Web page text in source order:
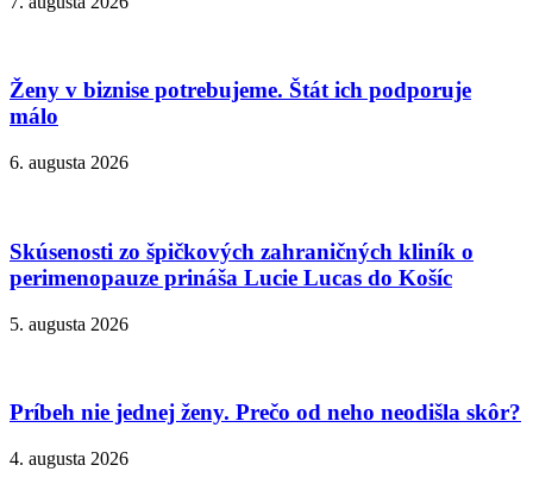
Ženy v biznise potrebujeme. Štát ich podporuje
málo
6. augusta 2026
Skúsenosti zo špičkových zahraničných kliník o
perimenopauze prináša Lucie Lucas do Košíc
5. augusta 2026
Príbeh nie jednej ženy. Prečo od neho neodišla skôr?
4. augusta 2026